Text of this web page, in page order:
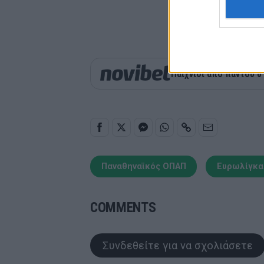
Παιχνίδι από παντού
Παναθηναϊκός ΟΠΑΠ Ευρωλίγκα
COMMENTS
Συνδεθείτε για να σχολιάσετε